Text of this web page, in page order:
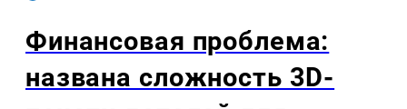
Финансовая проблема:
названа сложность 3D-